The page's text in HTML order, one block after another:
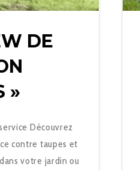
DE
»
Découvrez
contre taupes et
votre jardin ou